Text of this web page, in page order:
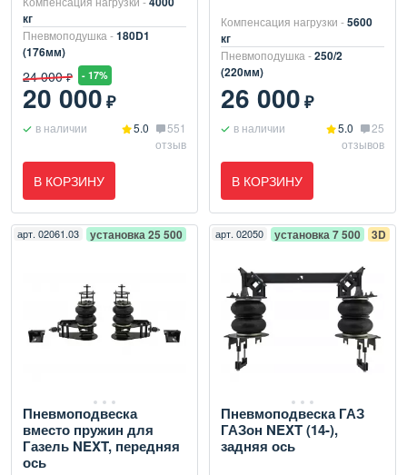
кг
Пневмоподушка -180D1
(176мм)
24 000 ₽ - 17%
20 000₽
в наличии 5.0
551
отзыв
В КОРЗИНУ
Компенсация нагрузки -5600
кг
Пневмоподушка -250/2
(220мм)
26 000₽
в наличии 5.0
25
отзывов
В КОРЗИНУ
арт. 02061.03 установка 25 500
Пневмоподвеска
вместо пружин для
Газель NEXT, передняя
ось
арт. 02050 установка 7 500 3D
Пневмоподвеска ГАЗ
ГАЗон NEXT (14-),
задняя ось